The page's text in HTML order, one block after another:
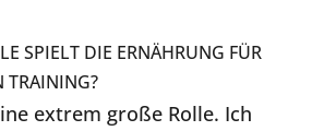
SPIELT DIE ERNÄHRUNG FÜR
TRAINING?
extrem große Rolle. Ich